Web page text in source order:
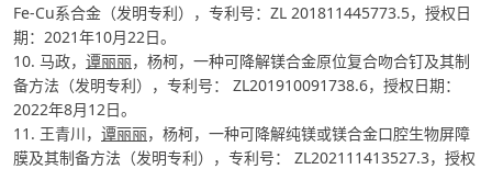
Fe-Cu系合金（发明专利），专利号：ZL 201811445773.5，授权日
期：2021年10月22日。
10. 马政， 谭丽丽，杨柯，一种可降解镁合金原位复合吻合钉及其制
备方法（发明专利），专利号： ZL201910091738.6，授权日期：
2022年8月12日。
11. 王青川， 谭丽丽，杨柯，一种可降解纯镁或镁合金口腔生物屏障
膜及其制备方法（发明专利），专利号： ZL202111413527.3，授权